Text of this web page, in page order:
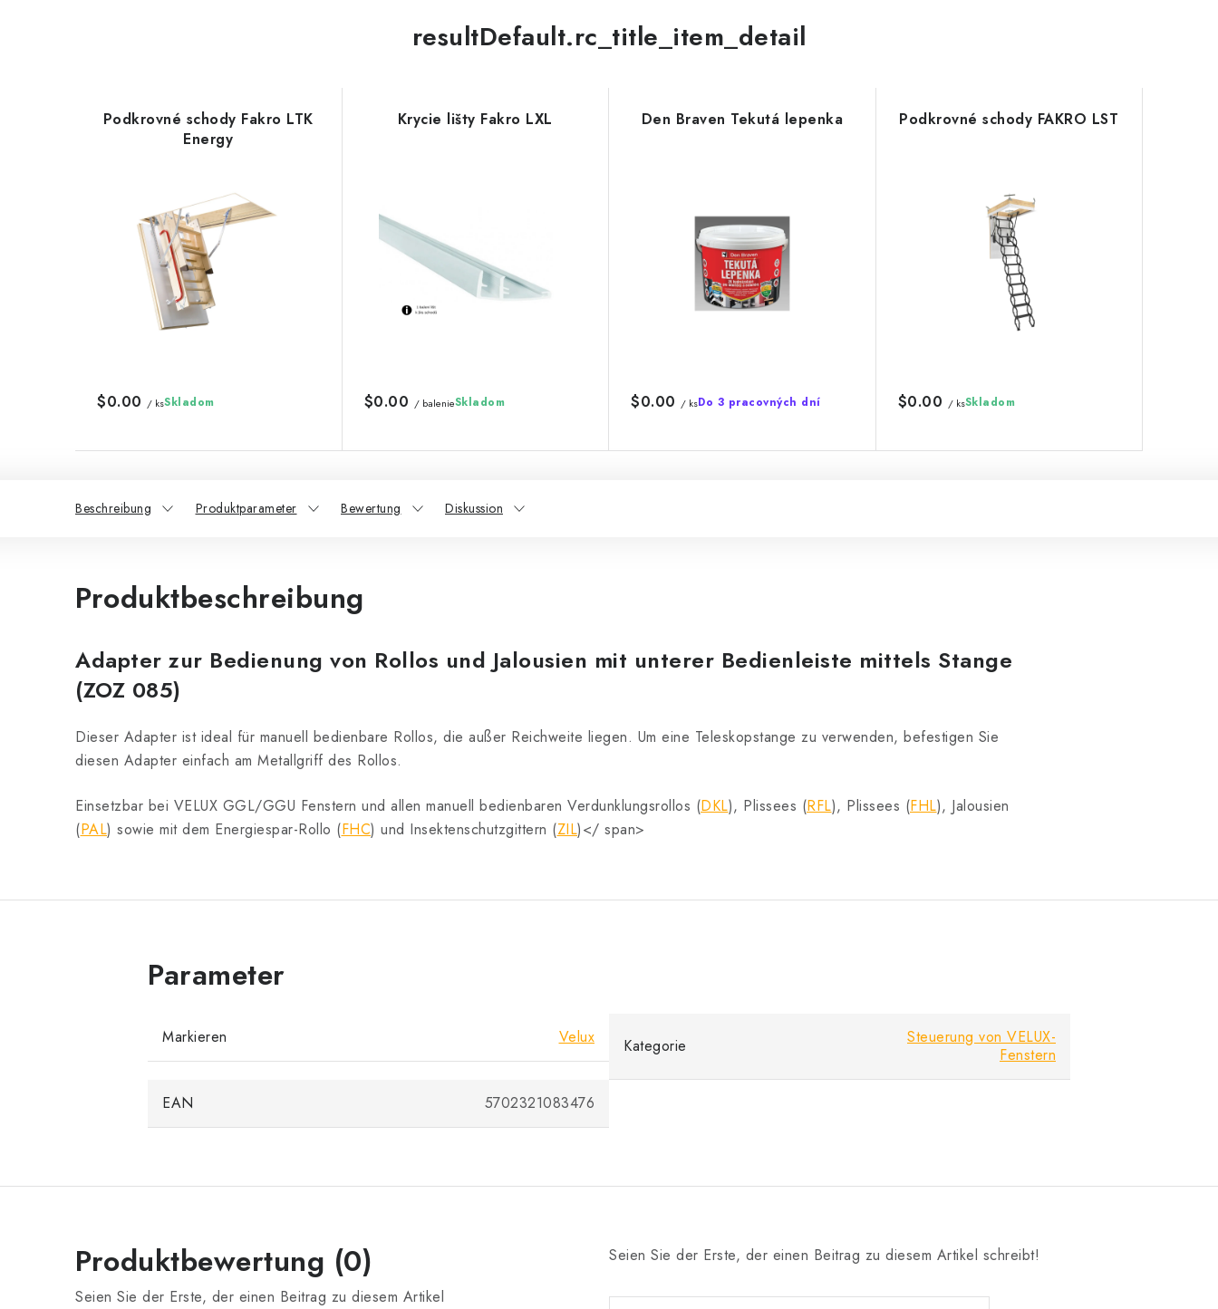
resultDefault.rc_title_item_detail
Podkrovné schody Fakro LTK
Energy
$0.00 / ksSkladom
Krycie lišty Fakro LXL
$0.00 / balenieSkladom
Den Braven Tekutá lepenka
$0.00 / ksDo 3 pracovných dní
Podkrovné schody FAKRO LST
$0.00 / ksSkladom
Beschreibung Produktparameter Bewertung Diskussion
Produktbeschreibung
Adapter zur Bedienung von Rollos und Jalousien mit unterer Bedienleiste mittels Stange
(ZOZ 085)
Dieser Adapter ist ideal für manuell bedienbare Rollos, die außer Reichweite liegen. Um eine Teleskopstange zu verwenden, befestigen Sie
diesen Adapter einfach am Metallgriff des Rollos.
Einsetzbar bei VELUX GGL/GGU Fenstern und allen manuell bedienbaren Verdunklungsrollos (DKL), Plissees (RFL), Plissees (FHL), Jalousien
(PAL) sowie mit dem Energiespar-Rollo (FHC) und Insektenschutzgittern (ZIL)</ span>
Markieren Velux Kategorie
Steuerung von VELUX-
Fenstern
EAN 5702321083476
Produktbewertung (0)
Seien Sie der Erste, der einen Beitrag zu diesem Artikel
Seien Sie der Erste, der einen Beitrag zu diesem Artikel schreibt!